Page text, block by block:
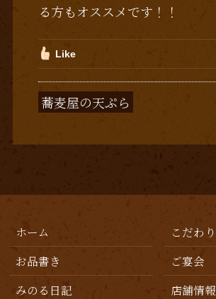
る方もオススメです！！
Like
蕎麦屋の天ぷら
ホーム
こだわり
お品書き
ご宴会
みのる日記
店舗情報